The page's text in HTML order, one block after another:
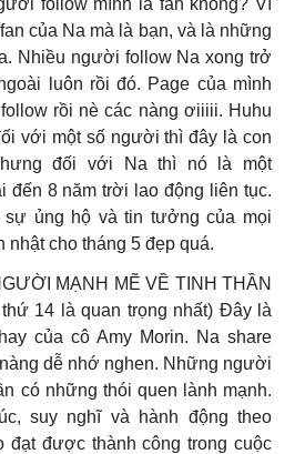
follow mình là fan không? Vì
của Na mà là bạn, và là những
Nhiều người follow Na xong trở
luôn rồi đó. Page của mình
rồi nè các nàng ơiiiii. Huhu
với một số người thì đây là con
đối với Na thì nó là một
đến 8 năm trời lao động liên tục.
ủng hộ và tin tưởng của mọi
nhật cho tháng 5 đẹp quá.
MẠNH MẼ VỀ TINH THẦN
14 là quan trọng nhất) Đây là
của cô Amy Morin. Na share
dễ nhớ nghen. Những người
có những thói quen lành mạnh.
suy nghĩ và hành động theo
đạt được thành công trong cuộc